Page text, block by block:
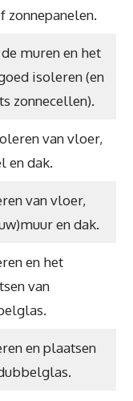
zonnepanelen.
muren en het
isoleren (en
zonnecellen).
van vloer,
en dak.
van vloer,
en dak.
en het
van
en plaatsen